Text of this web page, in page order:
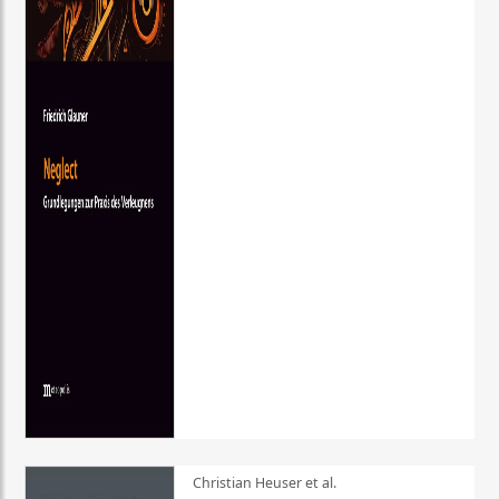
Christian Heuser et al.